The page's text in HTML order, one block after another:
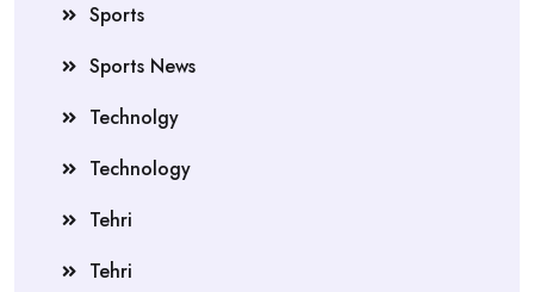
Sports
Sports News
Technolgy
Technology
Tehri
Tehri